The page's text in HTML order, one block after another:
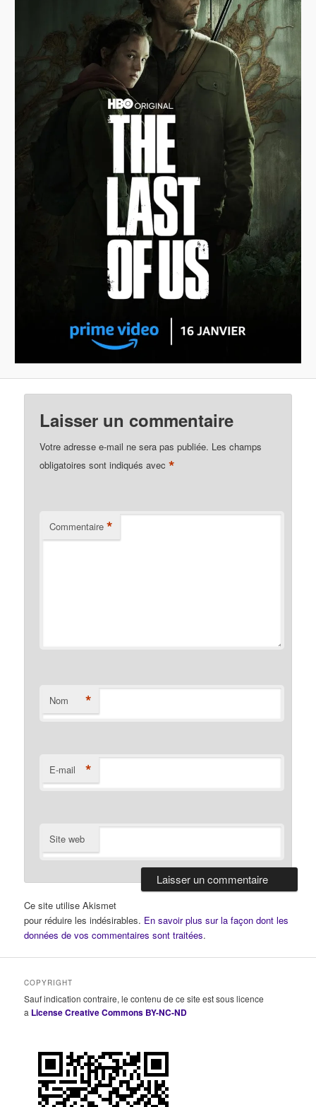
Laisser un commentaire
Votre adresse e-mail ne sera pas publiée. Les champs
obligatoires sont indiqués avec*
Commentaire *
Nom *
E-mail *
Site web
Ce site utilise Akismet
pour réduire les indésirables. En savoir plus sur la façon dont les
données de vos commentaires sont traitées.
COPYRIGHT
Sauf indication contraire, le contenu de ce site est sous licence
a License Creative Commons BY-NC-ND